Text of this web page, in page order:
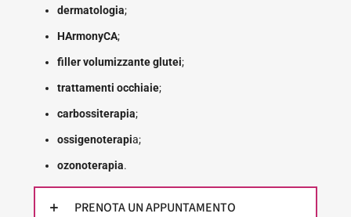
dermatologia;
HArmonyCA;
filler volumizzante glutei;
trattamenti occhiaie;
carbossiterapia;
ossigenoterapia;
ozonoterapia.
PRENOTA UN APPUNTAMENTO